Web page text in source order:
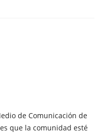
de Comunicación de
que la comunidad esté